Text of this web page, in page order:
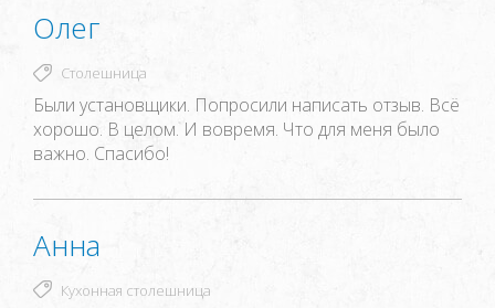
Олег
Столешница
Были установщики. Попросили написать отзыв. Всё
хорошо. В целом. И вовремя. Что для меня было
важно. Спасибо!
Анна
Кухонная столешница